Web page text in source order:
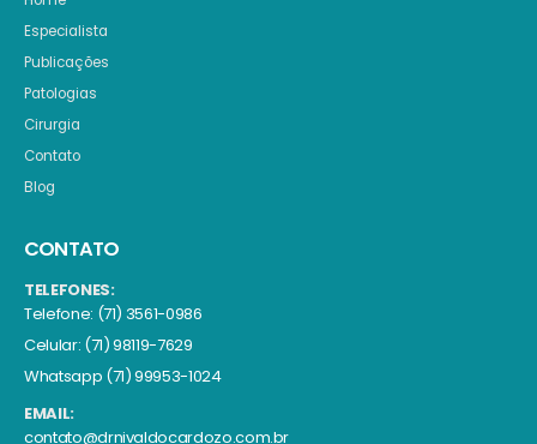
Especialista
Publicações
Patologias
Cirurgia
Contato
Blog
CONTATO
TELEFONES:
Telefone: (71) 3561-0986
Celular: (71) 98119-7629
Whatsapp (71) 99953-1024
EMAIL:
contato@drnivaldocardozo.com.br